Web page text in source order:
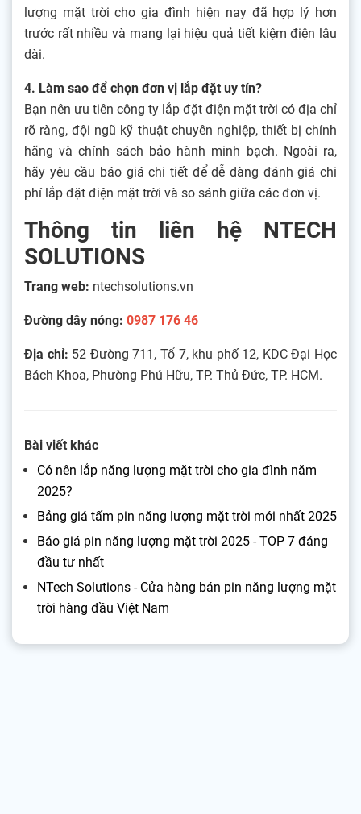
lượng mặt trời cho gia đình hiện nay đã hợp lý hơn
trước rất nhiều và mang lại hiệu quả tiết kiệm điện lâu
dài.
4. Làm sao để chọn đơn vị lắp đặt uy tín?
Bạn nên ưu tiên công ty lắp đặt điện mặt trời có địa chỉ
rõ ràng, đội ngũ kỹ thuật chuyên nghiệp, thiết bị chính
hãng và chính sách bảo hành minh bạch. Ngoài ra,
hãy yêu cầu báo giá chi tiết để dễ dàng đánh giá chi
phí lắp đặt điện mặt trời và so sánh giữa các đơn vị.
Thông tin liên hệ NTECH
SOLUTIONS
Trang web: ntechsolutions.vn
Đường dây nóng: 0987 176 46
Địa chỉ: 52 Đường 711, Tổ 7, khu phố 12, KDC Đại Học
Bách Khoa, Phường Phú Hữu, TP. Thủ Đức, TP. HCM.
Bài viết khác
Có nên lắp năng lượng mặt trời cho gia đình năm
2025?
Bảng giá tấm pin năng lượng mặt trời mới nhất 2025
Báo giá pin năng lượng mặt trời 2025 - TOP 7 đáng
đầu tư nhất
NTech Solutions - Cửa hàng bán pin năng lượng mặt
trời hàng đầu Việt Nam